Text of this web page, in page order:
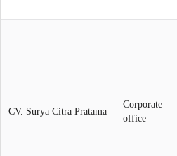
CV. Surya Citra Pratama
Corporate
office